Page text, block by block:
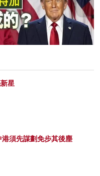
星
港須先謀劃免步其後塵